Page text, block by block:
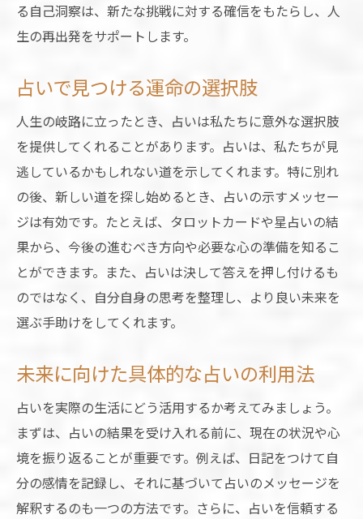
る自己洞察は、新たな挑戦に対する確信をもたらし、人
生の再出発をサポートします。
占いで見つける運命の選択肢
人生の岐路に立ったとき、占いは私たちに意外な選択肢
を提供してくれることがあります。占いは、私たちが見
逃しているかもしれない道を示してくれます。特に別れ
の後、新しい道を探し始めるとき、占いの示すメッセー
ジは有効です。たとえば、タロットカードや星占いの結
果から、今後の進むべき方向や必要な心の準備を知るこ
とができます。また、占いは決して答えを押し付けるも
のではなく、自分自身の思考を整理し、より良い未来を
選ぶ手助けをしてくれます。
未来に向けた具体的な占いの利用法
占いを実際の生活にどう活用するか考えてみましょう。
まずは、占いの結果を受け入れる前に、現在の状況や心
境を振り返ることが重要です。例えば、日記をつけて自
分の感情を記録し、それに基づいて占いのメッセージを
解釈するのも一つの方法です。さらに、占いを信頼する